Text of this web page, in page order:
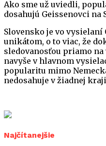
Ako sme už uviedli,
dosahujú Geissenovci
Slovensko je vo vysielaní
unikátom, o to viac, že
sledovanosťou priamo
navyše v hlavnom
popularitu mimo
nedosahuje v žiadnej
Najčítanejšie